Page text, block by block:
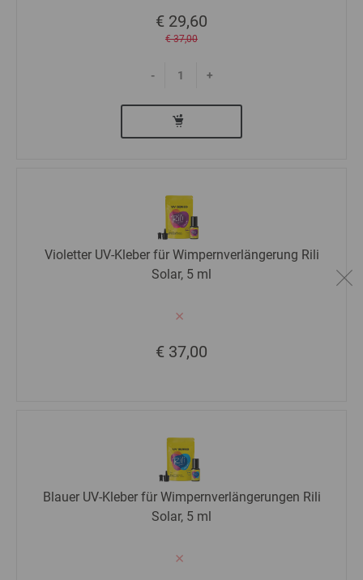
€ 29,60
€ 37,00
- +
Violetter UV-Kleber für Wimpernverlängerung Rili
Solar, 5 ml
€ 37,00
Blauer UV-Kleber für Wimpernverlängerungen Rili
Solar, 5 ml